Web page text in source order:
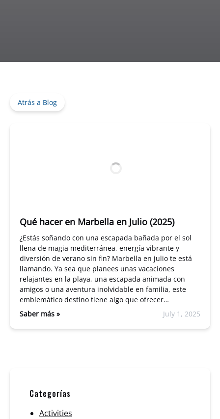
Atrás a Blog
Qué hacer en Marbella en Julio (2025)
¿Estás soñando con una escapada bañada por el sol
llena de magia mediterránea, energía vibrante y
diversión de verano sin fin? Marbella en julio te está
llamando. Ya sea que planees unas vacaciones
relajantes en la playa, una escapada animada con
amigos o una aventura inolvidable en familia, este
emblemático destino tiene algo que ofrecer…
Saber más »
July 1, 2025
Categorías
Activities